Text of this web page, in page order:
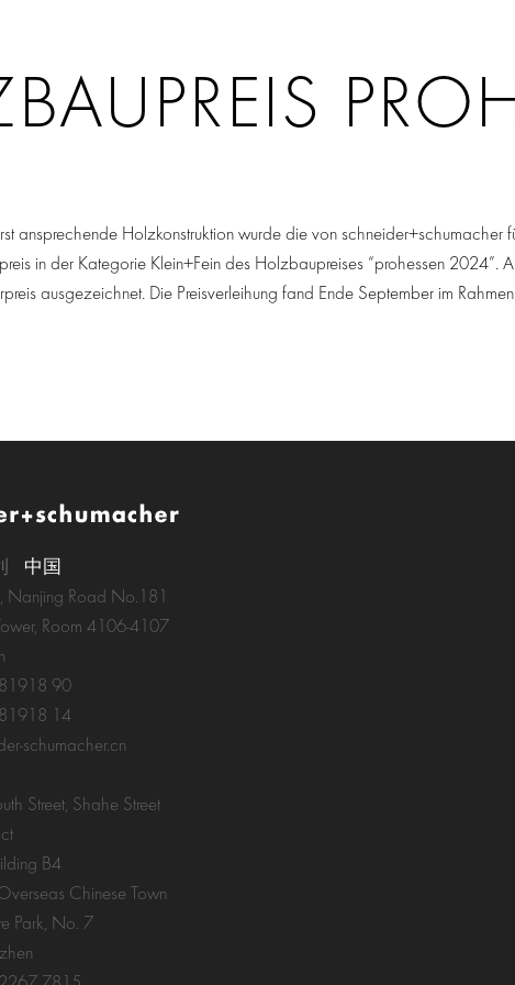
ansprechende Holzkonstruktion wurde die von
in der Kategorie Klein+Fein des Holzbaupreises “prohessen 2024”.
ausgezeichnet. Die Preisverleihung fand Ende September im
中国
Nanjing Road No.181
Room 4106-4107
90
14
schumacher.cn
Street, Shahe Street
B4
Chinese Town
Park, No. 7